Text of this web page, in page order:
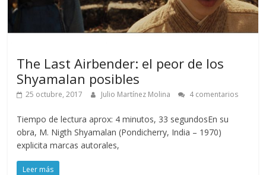
The Last Airbender: el peor de los
Shyamalan posibles
25 octubre, 2017 Julio Martínez Molina 4 comentarios
Tiempo de lectura aprox: 4 minutos, 33 segundosEn su
obra, M. Nigth Shyamalan (Pondicherry, India – 1970)
explicita marcas autorales,
Leer más